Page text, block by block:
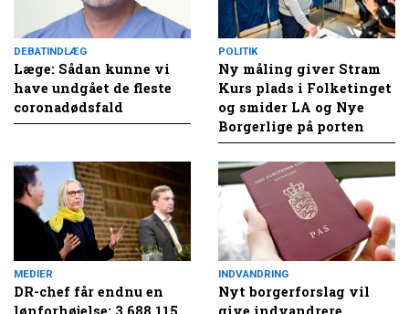
DEBATINDLÆG
Læge: Sådan kunne vi
have undgået de fleste
coronadødsfald
POLITIK
Ny måling giver Stram
Kurs plads i Folketinget
og smider LA og Nye
Borgerlige på porten
MEDIER
DR-chef får endnu en
INDVANDRING
Nyt borgerforslag vil